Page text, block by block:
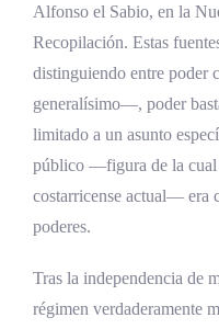
Alfonso el Sabio, en la
Recopilación. Estas
distinguiendo entre poder
generalísimo—, poder
limitado a un asunto
público —figura de la cual
costarricense actual— era
poderes.
Tras la independencia de
régimen verdaderamente